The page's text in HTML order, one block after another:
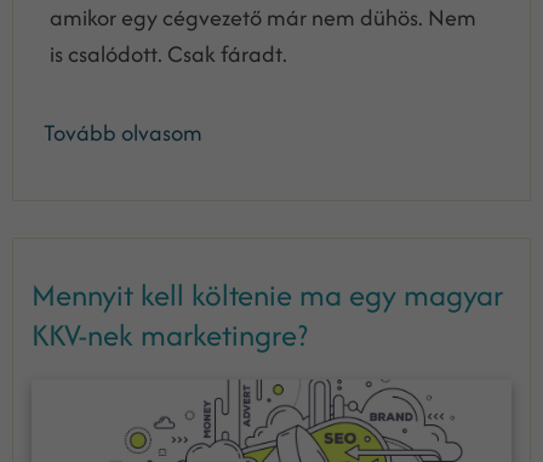
amikor egy cégvezető már nem dühös. Nem
is csalódott. Csak fáradt.
Tovább olvasom
Mennyit kell költenie ma egy magyar
KKV-nek marketingre?